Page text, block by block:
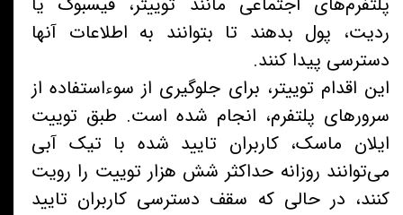
ردیت، پول بدهند تا بتوانند به اطلاعات آنها
دسترسی پیدا کنند.
این اقدام توییتر، برای جلوگیری از سوءاستفاده از
سرورهای پلتفرم، انجام شده است. طبق توییت
ایلان ماسک، کاربران تایید شده با تیک آبی
می‌توانند روزانه حداکثر شش هزار توییت را رویت
کنند، در حالی که سقف دسترسی کاربران تایید